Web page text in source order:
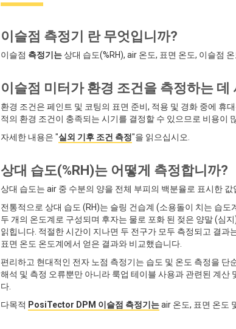
이슬점 측정기 란 무엇입니까?
이슬점 측정기는상대 습도(%RH), air 온도, 표면 온도, 이슬점
이슬점 미터가 환경 조건을 측정하는
환경 조건은 페인트 및 코팅의 표면 준비, 적용 및 경화 중에 휴
적의 환경 조건이 충족되는 시기를 결정할 수 있으므로 비용이
자세한 내용은 "실외 기후 조건 측정"을 읽으십시오.
상대 습도(%RH)는 어떻게 측정합니까?
상대 습도는 air 중 수분의 양을 전체 부피의 백분율로 표시한
전통적으로 상대 습도 (RH)는 슬링 건습계 (소용돌이 치는 습
두 개의 온도계로 구성되며 후자는 물로 포화 된 젖은 양말 (심
읽힙니다. 적절한 시간이 지나면 두 전구가 모두 측정되고 결
표면 온도 온도계에서 얻은 결과와 비교했습니다.
편리하고 현대적인 전자 노점 측정기는 습도 및 온도 측정을
해석 및 측정 오류뿐만 아니라 룩업 테이블 사용과 관련된 계
다.
다목적 PosiTector DPM 이슬점 측정기는air 온도, 표면 온도